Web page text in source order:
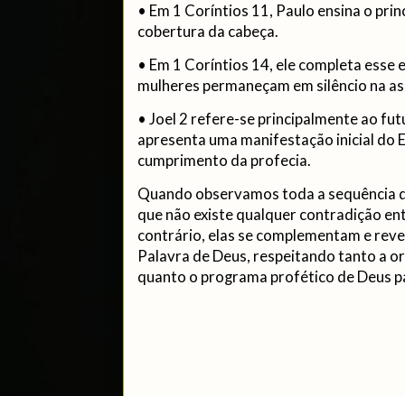
• Em 1 Coríntios 11, Paulo ensina o
cobertura da cabeça.
• Em 1 Coríntios 14, ele completa esse
mulheres permaneçam em silêncio na
• Joel 2 refere-se principalmente ao
apresenta uma manifestação inicial do
cumprimento da profecia.
Quando observamos toda a sequência
que não existe qualquer contradição
contrário, elas se complementam e
Palavra de Deus, respeitando tanto a
quanto o programa profético de Deus